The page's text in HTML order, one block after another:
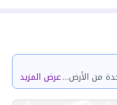
حي السلامة بمدينة جدة مساحة الوحدة من الأرض 29.68 متر وتختص من المنافع والأجزاء المشتركة بمساحة 61.19 مترعرض المزيد